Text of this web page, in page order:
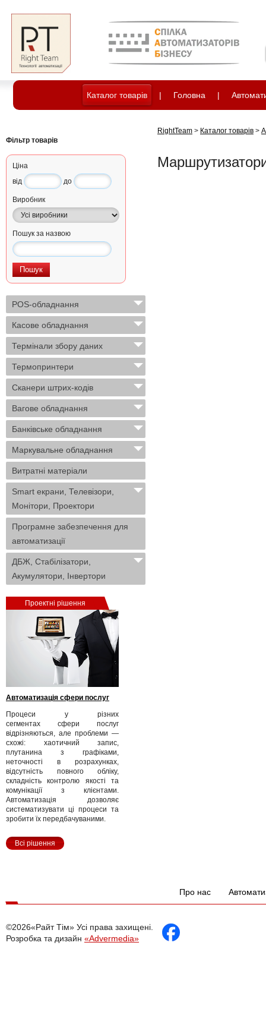
Каталог товарів | Головна |
Фільтр товарів
Ціна
від
до
Виробник
Пошук за назвою
POS-обладнання
Касове обладнання
Термінали збору даних
Термопринтери
Сканери штрих-кодів
Вагове обладнання
Банківське обладнання
Маркувальне обладнання
Витратні матеріали
Smart екрани, Телевізори,
Монітори, Проектори
Програмне забезпечення для
автоматизації
ДБЖ, Стабілізатори,
Акумулятори, Інвертори
Проектні рішення
Автоматизація сфери послуг
Процеси у різних
сегментах сфери послуг
відрізняються, але проблеми —
схожі: хаотичний запис,
плутанина з графіками,
неточності в розрахунках,
відсутність повного обліку,
складність контролю якості та
комунікації з клієнтами.
Автоматизація дозволяє
систематизувати ці процеси та
зробити їх передбачуваними.
Всі рішення
RightTeam > Каталог товарів >
Про нас
©2026«Райт Тім» Усі права захищені.
Розробка та дизайн «Advermedia»